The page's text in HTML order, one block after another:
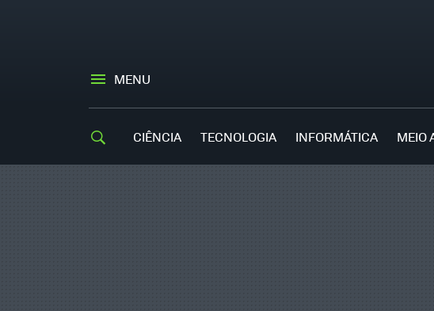
MENU
CIÊNCIA TECNOLOGIA INFORMÁTICA MEIO